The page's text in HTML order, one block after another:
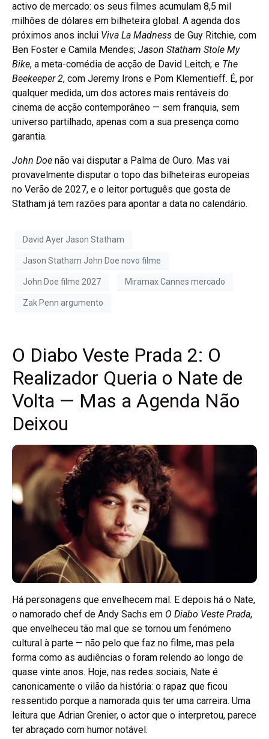
activo de mercado: os seus filmes acumulam 8,5 mil
milhões de dólares em bilheteira global. A agenda dos
próximos anos inclui Viva La Madness de Guy Ritchie, com
Ben Foster e Camila Mendes; Jason Statham Stole My
Bike, a meta-comédia de acção de David Leitch; e The
Beekeeper 2, com Jeremy Irons e Pom Klementieff. É, por
qualquer medida, um dos actores mais rentáveis do
cinema de acção contemporâneo — sem franquia, sem
universo partilhado, apenas com a sua presença como
garantia.
John Doe não vai disputar a Palma de Ouro. Mas vai
provavelmente disputar o topo das bilheteiras europeias
no Verão de 2027, e o leitor português que gosta de
Statham já tem razões para apontar a data no calendário.
David Ayer Jason Statham
Jason Statham John Doe novo filme
John Doe filme 2027 Miramax Cannes mercado
Zak Penn argumento
O Diabo Veste Prada 2: O
Realizador Queria o Nate de
Volta — Mas a Agenda Não
Deixou
Há personagens que envelhecem mal. E depois há o Nate,
o namorado chef de Andy Sachs em O Diabo Veste Prada,
que envelheceu tão mal que se tornou um fenómeno
cultural à parte — não pelo que faz no filme, mas pela
forma como as audiências o foram relendo ao longo de
quase vinte anos. Hoje, nas redes sociais, Nate é
canonicamente o vilão da história: o rapaz que ficou
ressentido porque a namorada quis ter uma carreira. Uma
leitura que Adrian Grenier, o actor que o interpretou, parece
ter abraçado com humor notável.